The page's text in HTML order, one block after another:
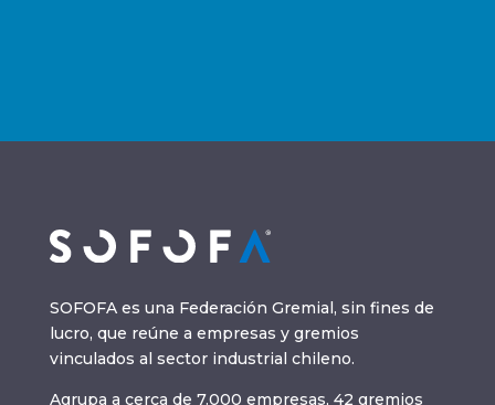
SOFOFA es una Federación Gremial, sin fines de
lucro, que reúne a empresas y gremios
vinculados al sector industrial chileno.
Agrupa a cerca de 7.000 empresas, 42 gremios